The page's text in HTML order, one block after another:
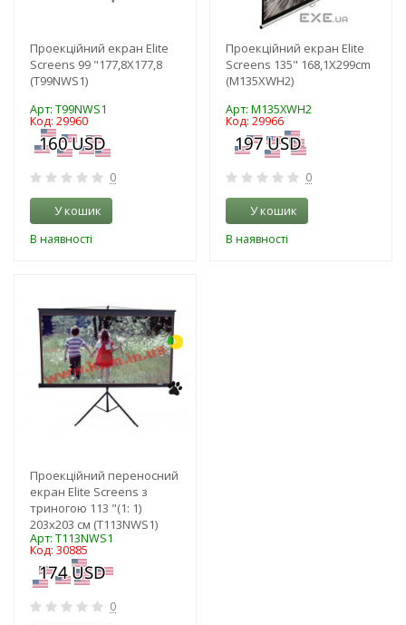
Проекційний екран Elite
Screens 99 "177,8Х177,8
(T99NWS1)
Арт: T99NWS1
Код: 29960
0
У кошик
В наявності
Проекційний екран Elite
Screens 135" 168,1Х299cm
(M135XWH2)
Арт: M135XWH2
Код: 29966
0
У кошик
В наявності
Проекційний переносний
екран Elite Screens з
триногою 113 "(1: 1)
203х203 см (T113NWS1)
Арт: T113NWS1
Код: 30885
0